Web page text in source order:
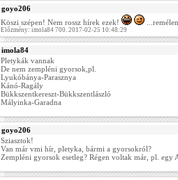
goyo206
Köszi szépen! Nem rossz hírek ezek!
Előzmény: imola84 700. 2017-02-25 10:48:29
imola84
Pletykák vannak
De nem zempléni gyorsok,pl.
Lyukóbánya-Parasznya
Kánó-Ragály
Bükkszentkereszt-Bükkszentlászló
Mályinka-Garadna
goyo206
Sziasztok!
Van már vmi hír, pletyka, bármi a gyorsokról?
Zempléni gyorsok esetleg? Régen voltak már, pl. egy